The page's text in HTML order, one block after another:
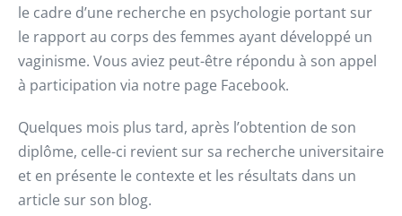
le cadre d’une recherche en psychologie portant sur
le rapport au corps des femmes ayant développé un
vaginisme. Vous aviez peut-être répondu à son appel
à participation via notre page Facebook.
Quelques mois plus tard, après l’obtention de son
diplôme, celle-ci revient sur sa recherche universitaire
et en présente le contexte et les résultats dans un
article sur son blog.